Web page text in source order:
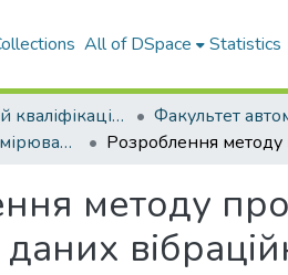
All of DSpace Statistics
Репозитарій кваліфікаційних робіт здобувачів вищої освіти
Метрологія та вимірювальна техніка, магістр, 2024
методу
даних